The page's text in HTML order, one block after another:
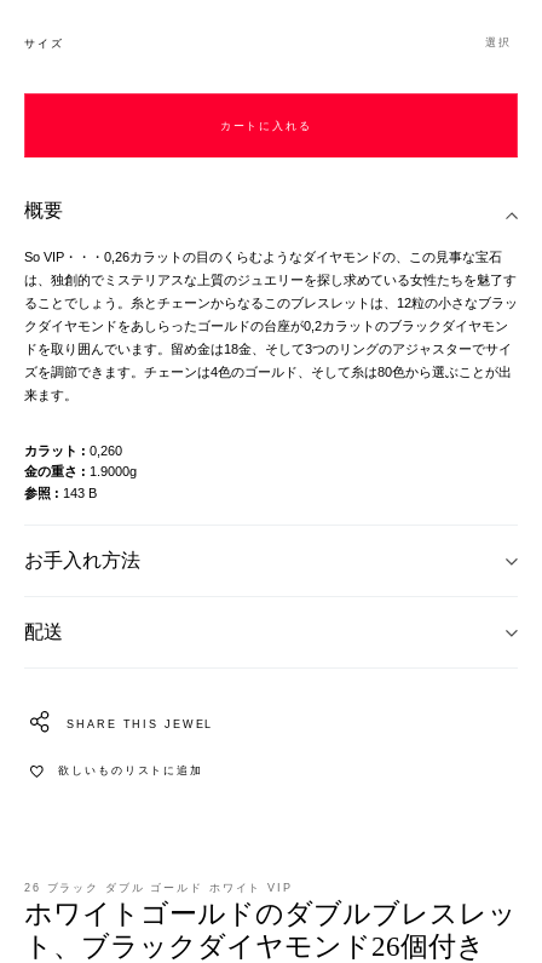
サイズ 選択
カートに入れる
概要
So VIP・・・0,26カラットの目のくらむようなダイヤモンドの、この見事な宝石
は、独創的でミステリアスな上質のジュエリーを探し求めている女性たちを魅了す
ることでしょう。糸とチェーンからなるこのブレスレットは、12粒の小さなブラッ
クダイヤモンドをあしらったゴールドの台座が0,2カラットのブラックダイヤモン
ドを取り囲んでいます。留め金は18金、そして3つのリングのアジャスターでサイ
ズを調節できます。チェーンは4色のゴールド、そして糸は80色から選ぶことが出
来ます。
カラット
0,260
金の重さ
1.9000g
参照
143 B
お手入れ方法
配送
SHARE THIS JEWEL
欲しいものリストに追加
26 ブラック ダブル ゴールド ホワイト VIP
ホワイトゴールドのダブルブレスレッ
ト、ブラックダイヤモンド26個付き